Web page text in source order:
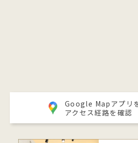
Google Mapアプリ
アクセス経路を確認